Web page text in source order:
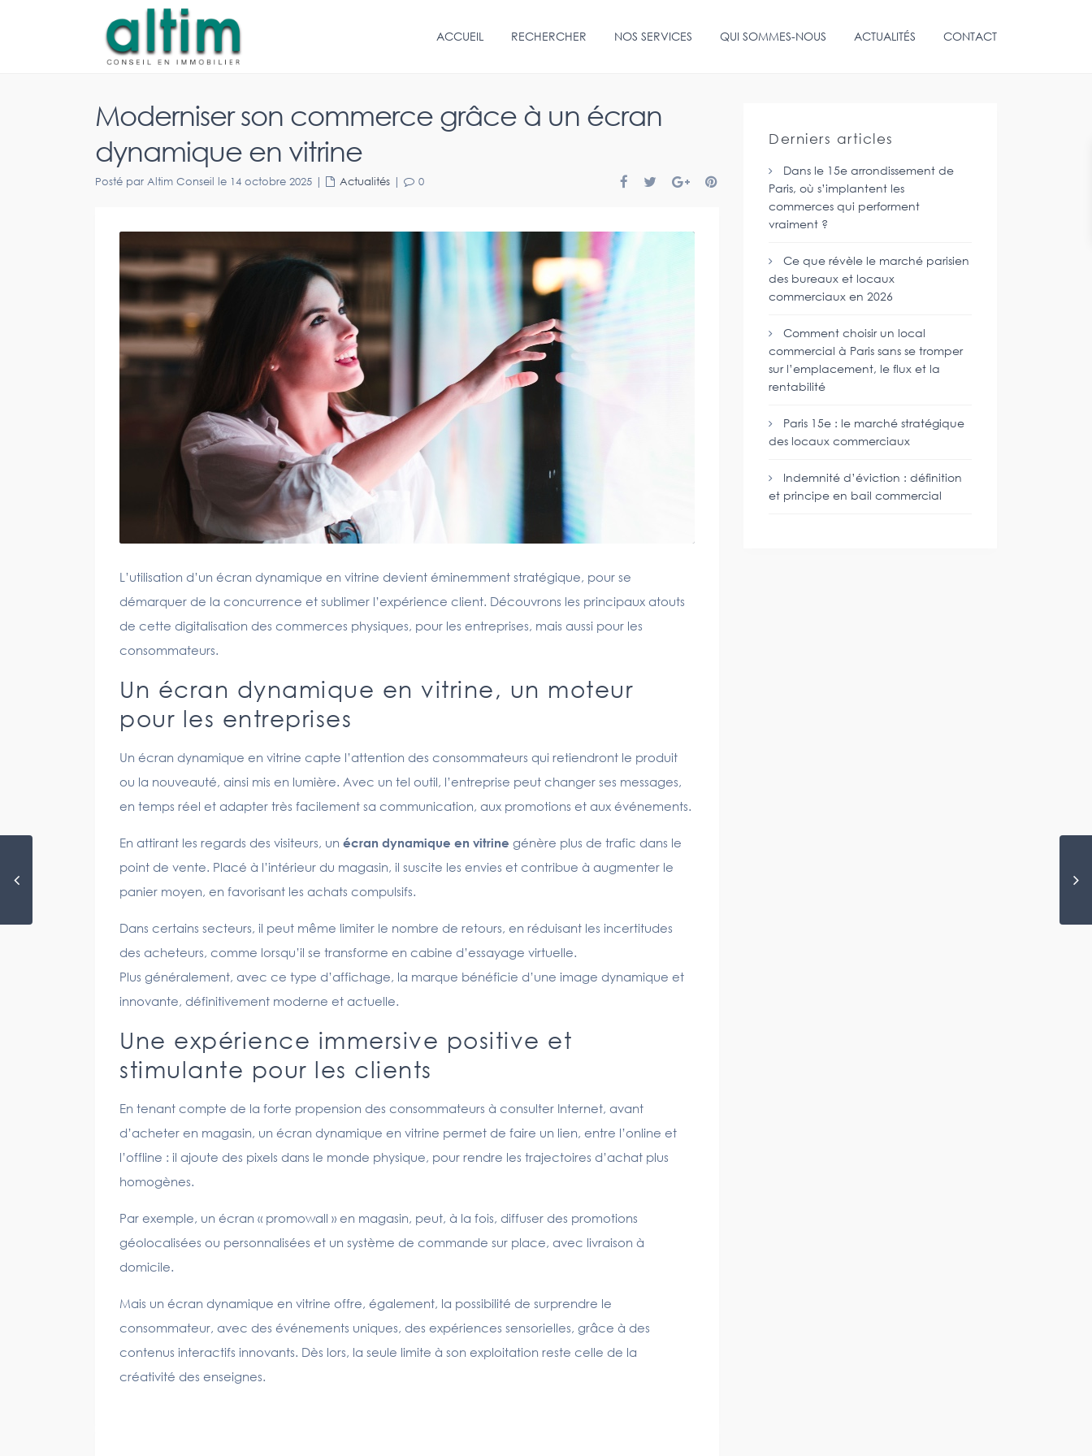
ACCUEIL RECHERCHER NOS SERVICES QUI SOMMES-NOUS ACTUALITÉS CONTACT
Moderniser son commerce grâce à un écran
dynamique en vitrine
Posté par Altim Conseil le 14 octobre 2025 | Actualités | 0
L’utilisation d’un écran dynamique en vitrine devient éminemment stratégique, pour se
démarquer de la concurrence et sublimer l’expérience client. Découvrons les principaux atouts
de cette digitalisation des commerces physiques, pour les entreprises, mais aussi pour les
consommateurs.
Un écran dynamique en vitrine, un moteur
pour les entreprises
Un écran dynamique en vitrine capte l’attention des consommateurs qui retiendront le produit
ou la nouveauté, ainsi mis en lumière. Avec un tel outil, l’entreprise peut changer ses messages,
en temps réel et adapter très facilement sa communication, aux promotions et aux événements.
En attirant les regards des visiteurs, un écran dynamique en vitrine génère plus de trafic dans le
point de vente. Placé à l’intérieur du magasin, il suscite les envies et contribue à augmenter le
panier moyen, en favorisant les achats compulsifs.
Dans certains secteurs, il peut même limiter le nombre de retours, en réduisant les incertitudes
des acheteurs, comme lorsqu’il se transforme en cabine d’essayage virtuelle.
Plus généralement, avec ce type d’affichage, la marque bénéficie d’une image dynamique et
innovante, définitivement moderne et actuelle.
Une expérience immersive positive et
stimulante pour les clients
En tenant compte de la forte propension des consommateurs à consulter Internet, avant
d’acheter en magasin, un écran dynamique en vitrine permet de faire un lien, entre l’online et
l’offline : il ajoute des pixels dans le monde physique, pour rendre les trajectoires d’achat plus
homogènes.
Par exemple, un écran « promowall » en magasin, peut, à la fois, diffuser des promotions
géolocalisées ou personnalisées et un système de commande sur place, avec livraison à
domicile.
Mais un écran dynamique en vitrine offre, également, la possibilité de surprendre le
consommateur, avec des événements uniques, des expériences sensorielles, grâce à des
contenus interactifs innovants. Dès lors, la seule limite à son exploitation reste celle de la
créativité des enseignes.
Derniers articles
Dans le 15e arrondissement de
Paris, où s’implantent les
commerces qui performent
vraiment ?
Ce que révèle le marché parisien
des bureaux et locaux
commerciaux en 2026
Comment choisir un local
commercial à Paris sans se tromper
sur l’emplacement, le flux et la
rentabilité
Paris 15e : le marché stratégique
des locaux commerciaux
Indemnité d’éviction : définition
et principe en bail commercial